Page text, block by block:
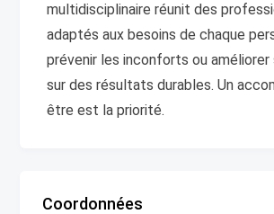
multidisciplinaire réunit des
adaptés aux besoins de chaque
prévenir les inconforts ou améliorer
sur des résultats durables. Un
être est la priorité.
Coordonnées